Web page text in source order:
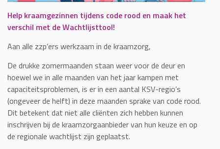
Help kraamgezinnen tijdens code rood en maak het
verschil met de Wachtlijsttool!
Aan alle zzp’ers werkzaam in de kraamzorg,
De drukke zomermaanden staan weer voor de deur en
hoewel we in alle maanden van het jaar kampen met
capaciteitsproblemen, is er in een aantal KSV-regio’s
(ongeveer de helft) in deze maanden sprake van code rood.
Dit betekent dat niet alle cliënten zich hebben kunnen
inschrijven bij de kraamzorgaanbieder van hun keuze en op
de regionale wachtlijst zijn geplaatst.